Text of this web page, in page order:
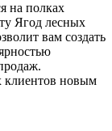
на полках
Ягод лесных
вам создать
клиентов новым